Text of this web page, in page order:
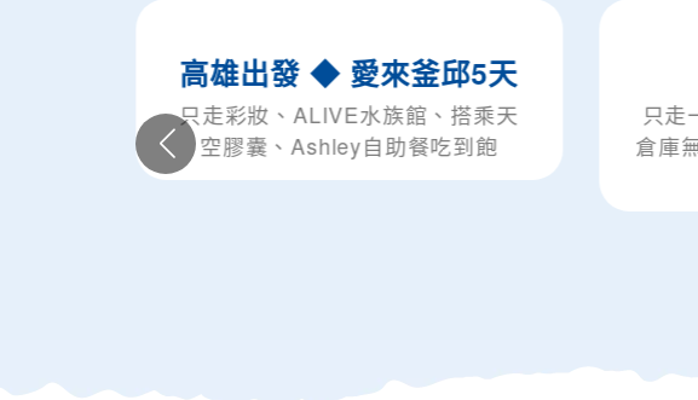
高雄出發 ◆ 愛來釜邱5天
只走彩妝、ALIVE水族館、搭乘天
空膠囊、Ashley自助餐吃到飽
海
只走一站彩
倉庫無限海